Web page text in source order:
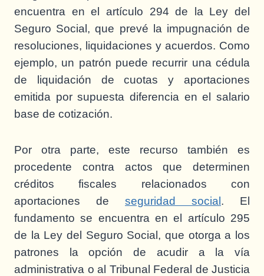
encuentra en el artículo 294 de la Ley del
Seguro Social, que prevé la impugnación de
resoluciones, liquidaciones y acuerdos. Como
ejemplo, un patrón puede recurrir una cédula
de liquidación de cuotas y aportaciones
emitida por supuesta diferencia en el salario
base de cotización.
Por otra parte, este recurso también es
procedente contra actos que determinen
créditos fiscales relacionados con
aportaciones de seguridad social . El
fundamento se encuentra en el artículo 295
de la Ley del Seguro Social, que otorga a los
patrones la opción de acudir a la vía
administrativa o al Tribunal Federal de Justicia